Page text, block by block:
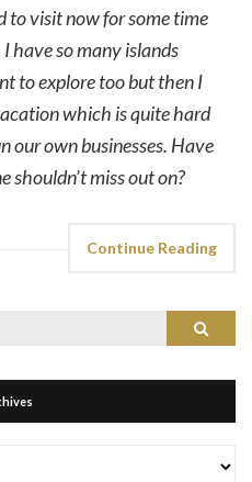
to visit now for some time
have so many islands
to explore too but then I
which is quite hard
our own businesses. Have
shouldn’t miss out on?
Continue Reading
Search